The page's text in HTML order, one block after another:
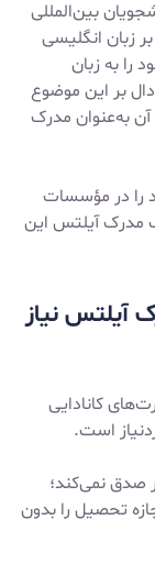
۲ گزینه به دانشجویان بین‌المللی
زبان انگلیسی
به زبان
بر این موضوع
آن به‌عنوان مدرک
را در مؤسسات
مدرک آیلتس این
آیلتس نیاز
کانادایی
است.
صدق نمی‌کند؛
تحصیل را بدون